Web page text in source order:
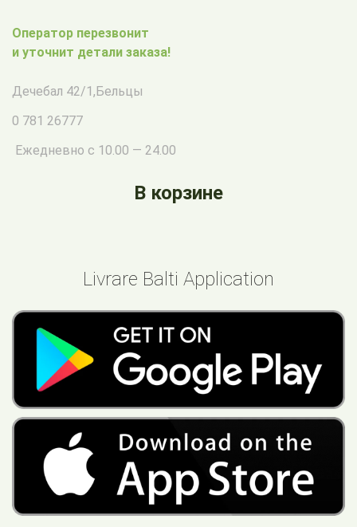
Оператор перезвонит
и уточнит детали заказа!
Дечебал 42/1,Бельцы
0 781 26777
Ежедневно с 10.00 — 24.00
В корзине
Livrare Balti Application